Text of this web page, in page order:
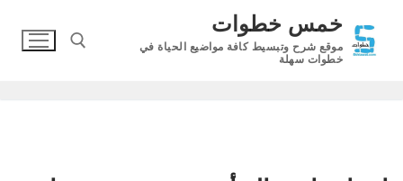
المحتوى
خمس خطوات
موقع شرح وتبسيط كافة مواضيع الحياة في
خطوات سهلة